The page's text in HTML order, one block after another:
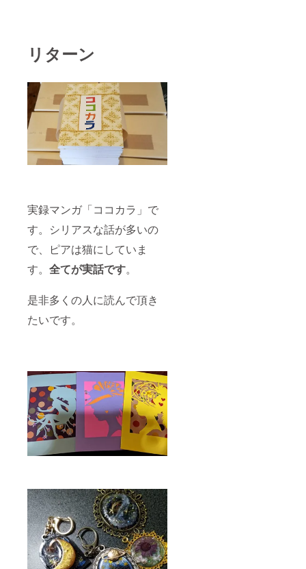
リターン
実録マンガ「ココカラ」で
す。シリアスな話が多いの
で、ピアは猫にしていま
す。 全てが実話です。
是非多くの人に読んで頂き
たいです。